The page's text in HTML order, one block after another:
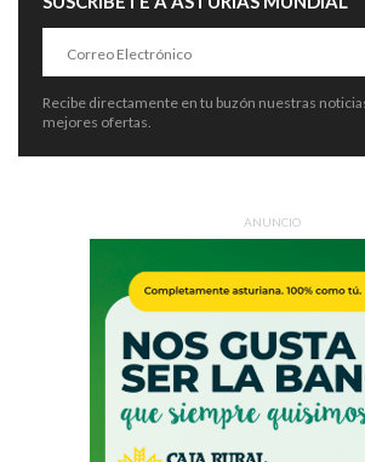
Recibe directamente en tu buzón nuestras
mejores ofertas.
ANUNCIO